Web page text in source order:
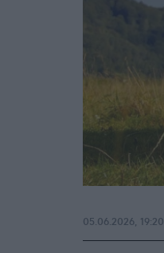
05.06.2026, 19:20